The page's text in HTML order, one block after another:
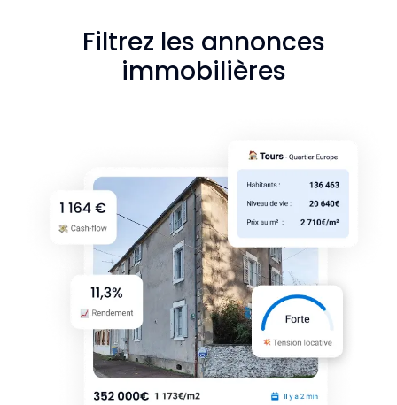
Filtrez les annonces
immobilières